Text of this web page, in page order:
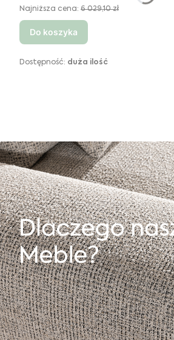
Najniższa cena: 6 029,10 zł
Do koszyka
Dostępność: duża ilość